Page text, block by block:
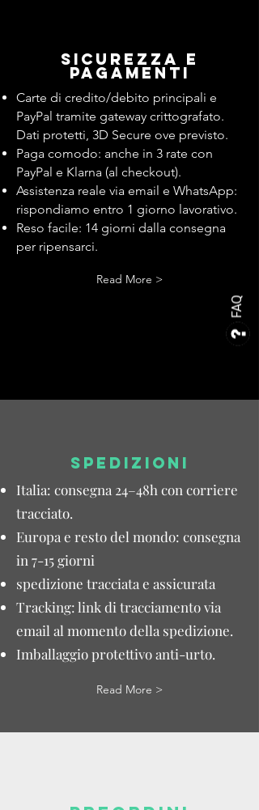
FAQ
Sicurezza e
pagamenti
Carte di credito/debito principali e
PayPal tramite gateway crittografato.
Dati protetti, 3D Secure ove previsto.
Paga comodo: anche in 3 rate con
PayPal e Klarna (al checkout).
Assistenza reale via email e WhatsApp:
rispondiamo entro 1 giorno lavorativo.
Reso facile: 14 giorni dalla consegna
per ripensarci.
Read More >
SPEDIZIONI
Italia: consegna 24–48h con corriere
tracciato.
Europa e resto del mondo: consegna
in 7-15 giorni
spedizione tracciata e assicurata
Tracking: link di tracciamento via
email al momento della spedizione.
Imballaggio protettivo anti-urto.
Read More >